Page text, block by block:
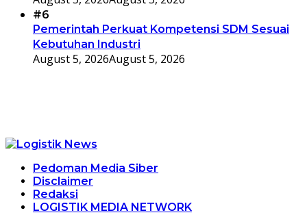
#6
Pemerintah Perkuat Kompetensi SDM Sesuai
Kebutuhan Industri
August 5, 2026August 5, 2026
Pedoman Media Siber
Disclaimer
Redaksi
LOGISTIK MEDIA NETWORK